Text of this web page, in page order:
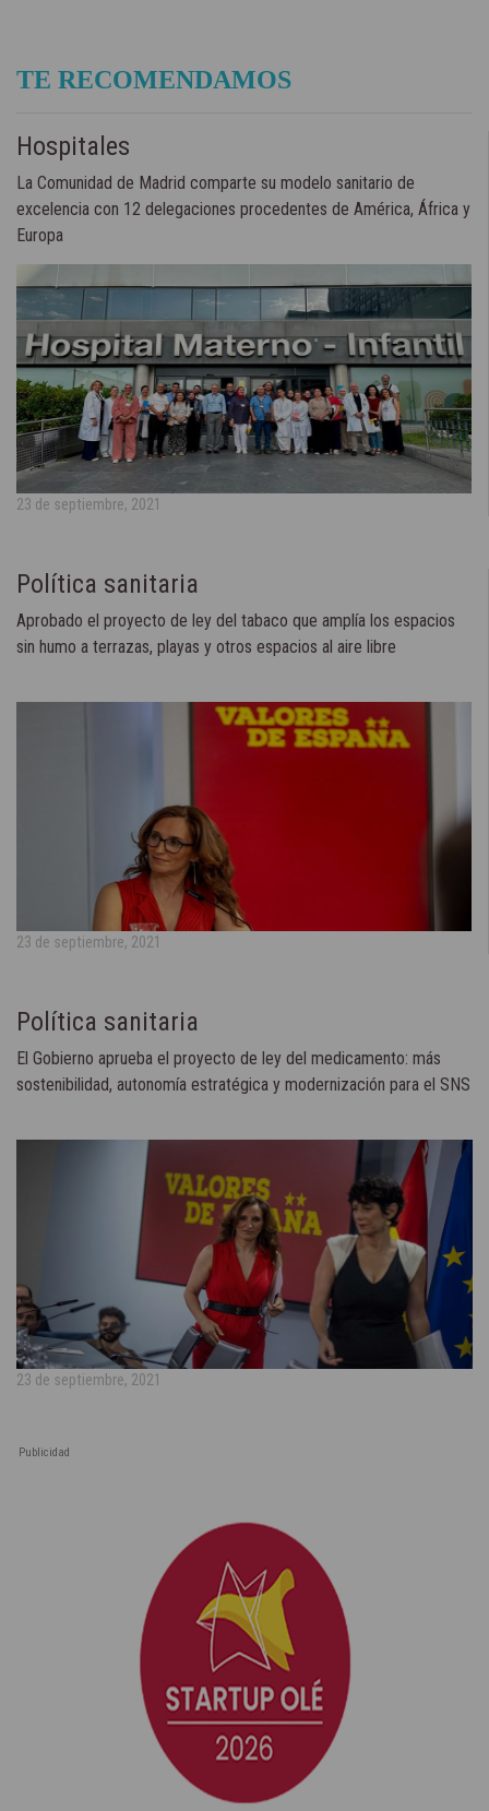
TE RECOMENDAMOS
Hospitales
La Comunidad de Madrid comparte su modelo sanitario de
excelencia con 12 delegaciones procedentes de América, África y
Europa
23 de septiembre, 2021
Política sanitaria
Aprobado el proyecto de ley del tabaco que amplía los espacios
sin humo a terrazas, playas y otros espacios al aire libre
23 de septiembre, 2021
Política sanitaria
El Gobierno aprueba el proyecto de ley del medicamento: más
sostenibilidad, autonomía estratégica y modernización para el SNS
23 de septiembre, 2021
Publicidad